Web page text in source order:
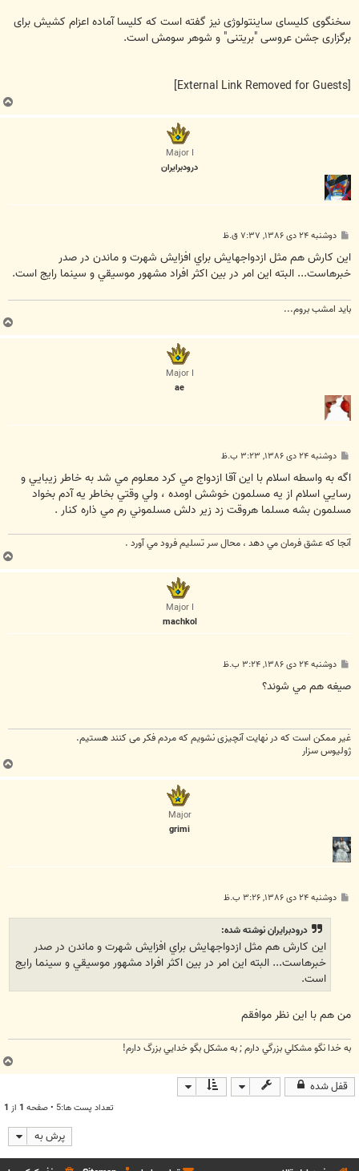
سخنگوی کلیسای ساینتولوژی نیز گفته است که کلیسا آماده اعزام کشیش برای
برگزاری جشن عروسی "بریتنی" و شوهر سومش است.
[External Link Removed for Guests]
Major I
درودبرايران
ت
دوشنبه ۲۴ دی ۱۳۸۶, ۷:۳۷ ق.ظ
اين کارش هم مثل ازدواجهايش براي افزايش شهرت و ماندن در صدر
خبرهاست... البته اين امر در بين اکثر افراد مشهور موسيقي و سينما رايج است.
بايد امشب بروم...
Major I
ae
ت
دوشنبه ۲۴ دی ۱۳۸۶, ۳:۲۳ ب.ظ
اگه به واسطه اسلام با اين آقا ازدواج مي کرد معلوم مي شد به خاطر زيبايي و
رسايي اسلام از يه مسلمون خوشش اومده ، ولي وقتي بخاطر يه آدم بخواد
مسلمون بشه مسلما هروقت زد زير دلش مسلموني رم مي ذاره کنار .
آنجا كه عشق فرمان مي دهد ، محال سر تسليم فرود مي آورد .
Major I
machkol
ت
دوشنبه ۲۴ دی ۱۳۸۶, ۳:۲۴ ب.ظ
صيغه هم مي شوند؟
غیر ممکن است که در نهایت آنچیزی نشویم که مردم فکر می کنند هستیم.
ژولیوس سزار
Major
grimi
دوشنبه ۲۴ دی ۱۳۸۶, ۳:۲۶ ب.ظ
درودبرايران نوشته شده:
اين کارش هم مثل ازدواجهايش براي افزايش شهرت و ماندن در صدر
خبرهاست... البته اين امر در بين اکثر افراد مشهور موسيقي و سينما رايج
است.
من هم با اين نظر موافقم
به خدا نگو مشكلي بزرگي دارم ; به مشكل بگو خدايي بزرگ دارم!
قفل شده
تعداد پست ها:5 • صفحه 1 از 1
پرش به